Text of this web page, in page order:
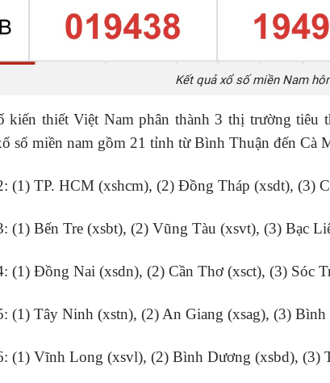
Kết quả xổ số miền Nam
kiến thiết Việt Nam phân thành 3 thị trường tiêu
số miền nam gồm 21 tỉnh từ Bình Thuận đến Cà
(1) TP. HCM (xshcm), (2) Đồng Tháp (xsdt), (3)
(1) Bến Tre (xsbt), (2) Vũng Tàu (xsvt), (3) Bạc
(1) Đồng Nai (xsdn), (2) Cần Thơ (xsct), (3) Sóc
(1) Tây Ninh (xstn), (2) An Giang (xsag), (3) Bình
(1) Vĩnh Long (xsvl), (2) Bình Dương (xsbd), (3)